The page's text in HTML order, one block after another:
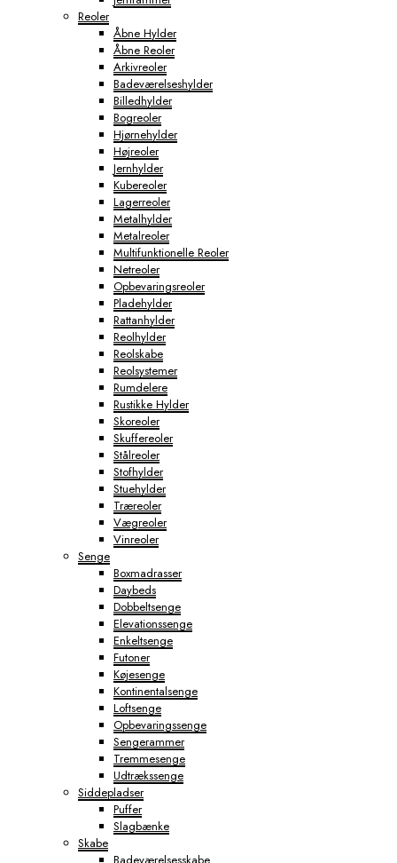
Reoler
Åbne Hylder
Åbne Reoler
Arkivreoler
Badeværelseshylder
Billedhylder
Bogreoler
Hjørnehylder
Højreoler
Jernhylder
Kubereoler
Lagerreoler
Metalhylder
Metalreoler
Multifunktionelle Reoler
Netreoler
Opbevaringsreoler
Pladehylder
Rattanhylder
Reolhylder
Reolskabe
Reolsystemer
Rumdelere
Rustikke Hylder
Skoreoler
Skuffereoler
Stålreoler
Stofhylder
Stuehylder
Træreoler
Vægreoler
Vinreoler
Senge
Boxmadrasser
Daybeds
Dobbeltsenge
Elevationssenge
Enkeltsenge
Futoner
Køjesenge
Kontinentalsenge
Loftsenge
Opbevaringssenge
Sengerammer
Tremmesenge
Udtrækssenge
Siddepladser
Puffer
Slagbænke
Skabe